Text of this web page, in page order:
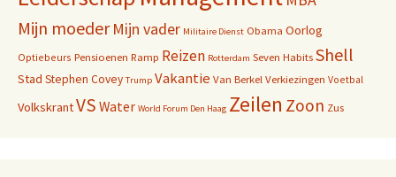
Mijn moeder Mijn vader Militaire Dienst Obama Oorlog
Optiebeurs Pensioenen Ramp Reizen Rotterdam Seven HabitsShell
Stad Stephen Covey Trump Vakantie Van Berkel Verkiezingen Voetbal
VolkskrantVS Water World Forum Den Haag Zeilen Zoon Zus